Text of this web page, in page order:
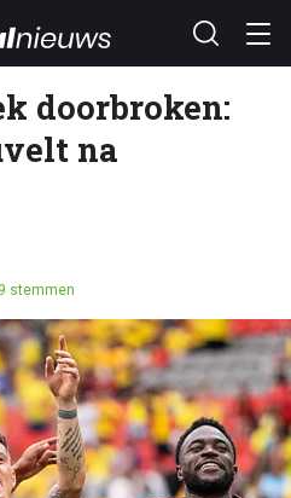
doorbroken:
na
stemmen